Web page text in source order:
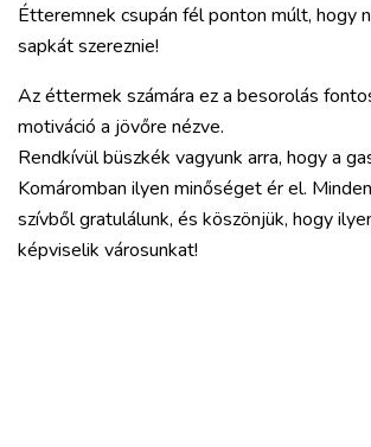
Étteremnek csupán fél ponton múlt, hogy
sapkát szereznie!
Az éttermek számára ez a besorolás
motiváció a jövőre nézve.
Rendkívül büszkék vagyunk arra, hogy a
Komáromban ilyen minőséget ér el.
szívből gratulálunk, és köszönjük, hogy
képviselik városunkat!